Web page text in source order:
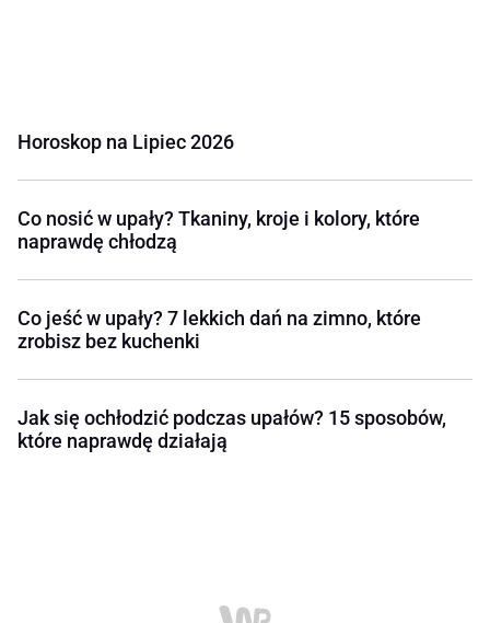
Horoskop na Lipiec 2026
Co nosić w upały? Tkaniny, kroje i kolory, które
naprawdę chłodzą
Co jeść w upały? 7 lekkich dań na zimno, które
zrobisz bez kuchenki
Jak się ochłodzić podczas upałów? 15 sposobów,
które naprawdę działają